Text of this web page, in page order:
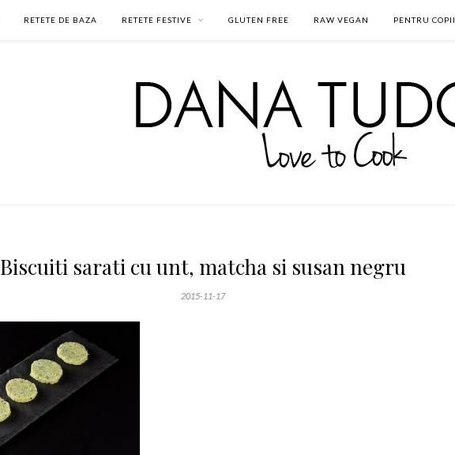
RETETE DE BAZA RETETE FESTIVE GLUTEN FREE RAW VEGAN PENTRU COPII
Biscuiti sarati cu unt, matcha si susan negru
2015-11-17